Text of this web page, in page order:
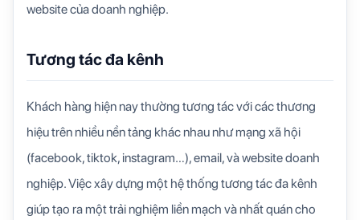
website của doanh nghiệp.
Tương tác đa kênh
Khách hàng hiện nay thường tương tác với các thương
hiệu trên nhiều nền tảng khác nhau như mạng xã hội
(facebook, tiktok, instagram…), email, và website doanh
nghiệp. Việc xây dựng một hệ thống tương tác đa kênh
giúp tạo ra một trải nghiệm liền mạch và nhất quán cho